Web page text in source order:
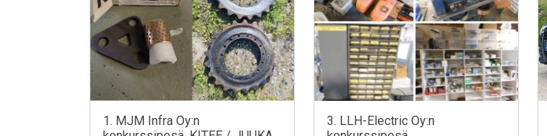
1. MJM Infra Oy:n
3. LLH-Electric Oy:n